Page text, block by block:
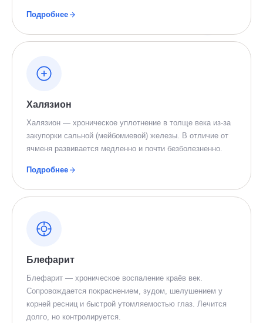
Подробнее
Халязион
Халязион — хроническое уплотнение в толще века из-за
закупорки сальной (мейбомиевой) железы. В отличие от
ячменя развивается медленно и почти безболезненно.
Подробнее
Блефарит
Блефарит — хроническое воспаление краёв век.
Сопровождается покраснением, зудом, шелушением у
корней ресниц и быстрой утомляемостью глаз. Лечится
долго, но контролируется.